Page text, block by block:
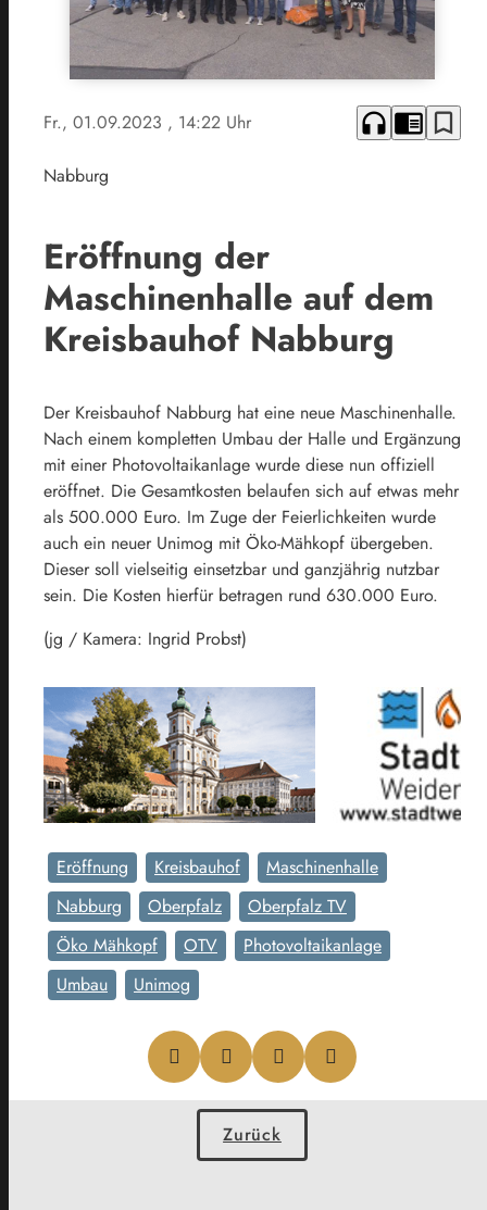
Fr., 01.09.2023 , 14:22 Uhr headphones chrome_reader_mode bookmark_border
Nabburg
Eröffnung der
Maschinenhalle auf dem
Kreisbauhof Nabburg
Der Kreisbauhof Nabburg hat eine neue Maschinenhalle.
Nach einem kompletten Umbau der Halle und Ergänzung
mit einer Photovoltaikanlage wurde diese nun offiziell
eröffnet. Die Gesamtkosten belaufen sich auf etwas mehr
als 500.000 Euro. Im Zuge der Feierlichkeiten wurde
auch ein neuer Unimog mit Öko-Mähkopf übergeben.
Dieser soll vielseitig einsetzbar und ganzjährig nutzbar
sein. Die Kosten hierfür betragen rund 630.000 Euro.
(jg / Kamera: Ingrid Probst)
Eröffnung Kreisbauhof
Maschinenhalle
Nabburg
Oberpfalz
Oberpfalz TV
Öko Mähkopf
OTV
Photovoltaikanlage
Umbau
Unimog
Zurück